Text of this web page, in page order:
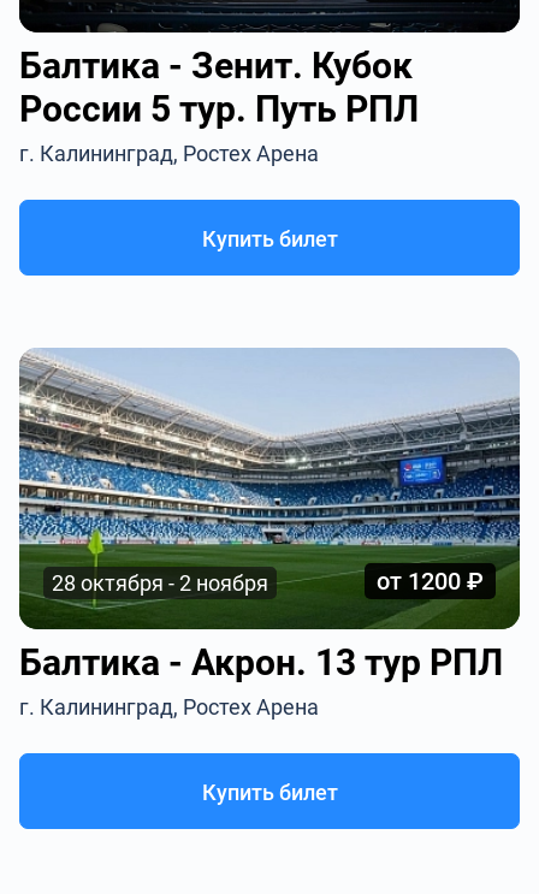
Балтика - Зенит. Кубок
России 5 тур. Путь РПЛ
г. Калининград, Ростех Арена
Купить билет
28 октября - 2 ноября от 1200 ₽
Балтика - Акрон. 13 тур РПЛ
г. Калининград, Ростех Арена
Купить билет